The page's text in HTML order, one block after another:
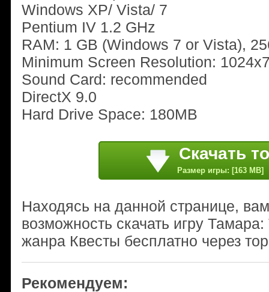
Windows XP/ Vista/ 7
Pentium IV 1.2 GHz
RAM: 1 GB (Windows 7 or Vista),
Minimum Screen Resolution:
Sound Card: recommended
DirectX 9.0
Hard Drive Space: 180MB
Скачать
Размер игры: [163 MB]
Находясь на данной странице,
возможность скачать игру
жанра Квесты бесплатно через
Рекомендуем: